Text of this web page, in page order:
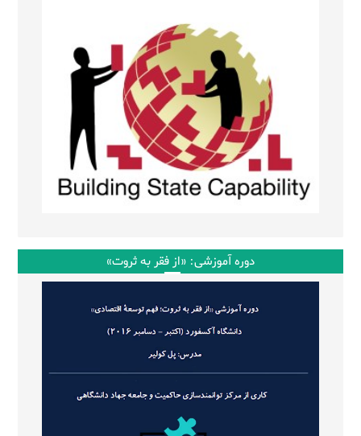
دوره آموزشی: «از فقر به ثروت»